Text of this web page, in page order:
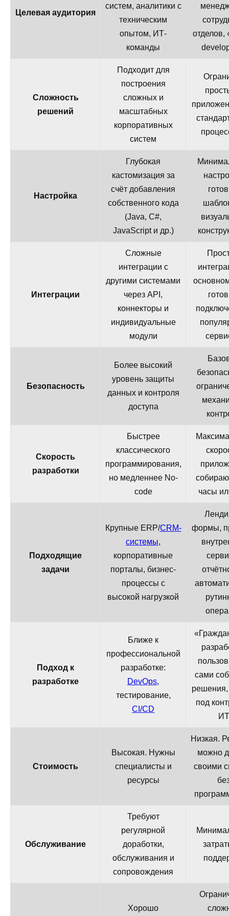
Целевая аудитория
систем, аналитики с
техническим
опытом, ИТ-
команды
отделов,
Сложность
решений
Подходит для
построения
сложных и
масштабных
корпоративных
систем
Настройка
Глубокая
кастомизация за
счёт добавления
собственного кода
(Java, C#,
JavaScript и др.)
Интеграции
Сложные
интеграции с
другими системами
через API,
коннекторы и
индивидуальные
модули
Безопасность
Более высокий
уровень защиты
данных и контроля
доступа
Скорость
разработки
Быстрее
классического
программирования,
но медленнее No-
code
часы
Подходящие
задачи
Крупные ERP/CRM-
системы,
корпоративные
порталы, бизнес-
процессы с
высокой нагрузкой
формы,
Подход к
разработке
Ближе к
профессиональной
разработке:
DevOps,
тестирование,
CI/CD
сами
решения,
под
ИТ
Стоимость
Высокая. Нужны
специалисты и
ресурсы
Низкая.
можно
своими
Обслуживание
Требуют
регулярной
доработки,
обслуживания и
сопровождения
Хорошо